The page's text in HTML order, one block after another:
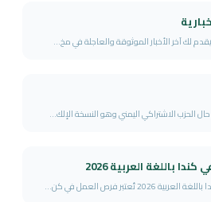
لك آخر الأخبار الموثوقة والعاجلة في مخ...
الحزب الاشتراكي اليمني وهو النسخة الإلك...
باللغة العربية 2026
تُعتبر فرص العمل في كن...